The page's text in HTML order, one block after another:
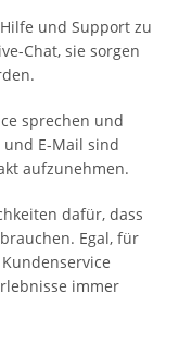
und Support zu
Chat, sie sorgen
sprechen und
E-Mail sind
aufzunehmen.
dafür, dass
Egal, für
immer